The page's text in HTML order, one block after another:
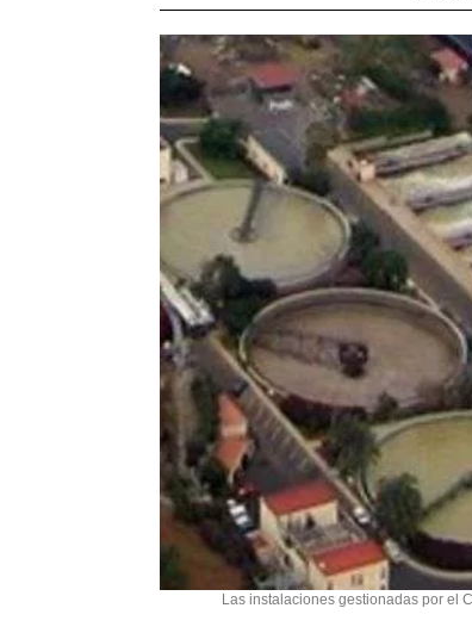
Las instalaciones gestionadas por el